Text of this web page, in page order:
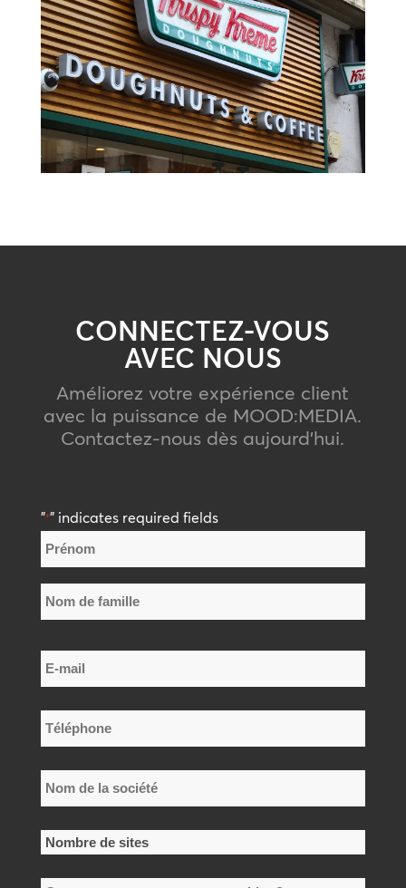
CONNECTEZ-VOUS
AVEC NOUS
Améliorez votre expérience client
avec la puissance de MOOD:MEDIA.
Contactez-nous dès aujourd’hui.
"*" indicates required fields
Nom
*
de
E-
mail
*
Téléphone
*
Nom
de
la
société
*
Nombre